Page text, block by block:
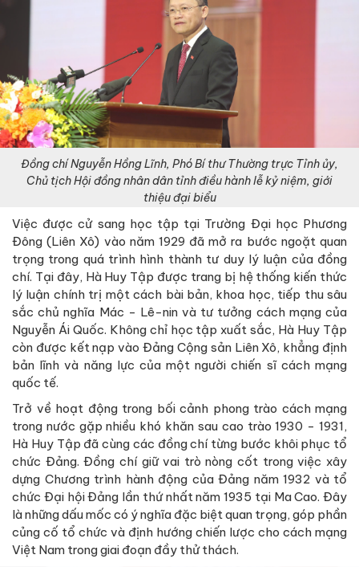
Đồng chíNguyễn HồngLĩnh, PhóBí thư Thường trực Tỉnh ủy,
Chủ tịch Hội đồng nhân dân tỉnh điều hành lễ kỷ niệm, giới
thiệu đại biểu
Việc được cử sang học tập tại Trường Đại học Phương
Đông (Liên Xô) vào năm 1929 đã mở ra bước ngoặt quan
trọng trong quá trình hình thành tư duy lý luận của đồng
chí. Tại đây, Hà Huy Tập được trang bị hệ thống kiến thức
lý luận chính trị một cách bài bản, khoa học, tiếp thu sâu
sắc chủ nghĩa Mác - Lê-nin và tư tưởng cách mạng của
Nguyễn Ái Quốc. Không chỉ học tập xuất sắc, Hà Huy Tập
còn được kết nạp vào Đảng Cộng sản Liên Xô, khẳng định
bản lĩnh và năng lực của một người chiến sĩ cách mạng
quốc tế.
Trở về hoạt động trong bối cảnh phong trào cách mạng
trong nước gặp nhiều khó khăn sau cao trào 1930 - 1931,
Hà Huy Tập đã cùng các đồng chí từng bước khôi phục tổ
chức Đảng. Đồng chí giữ vai trò nòng cốt trong việc xây
dựng Chương trình hành động của Đảng năm 1932 và tổ
chức Đại hội Đảng lần thứ nhất năm 1935 tại Ma Cao. Đây
là những dấu mốc có ý nghĩa đặc biệt quan trọng, góp phần
củng cố tổ chức và định hướng chiến lược cho cách mạng
Việt Nam trong giai đoạn đầy thử thách.